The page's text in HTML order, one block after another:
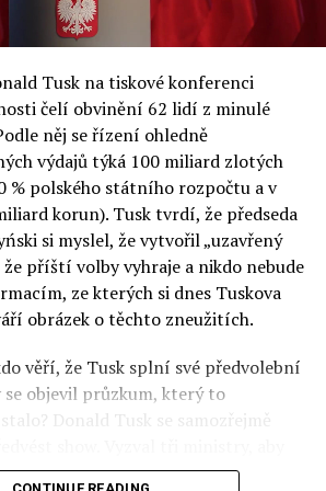
problémů v Polsku a střední
umělé inteligence budou na
oblastí. Fórum AI bude
tematickou trať skládající se z
workshopů a speciálních akcí.
klíčové otázky vlivu umělé
ale i v sektoru veřejných a
Budou se diskutovat problémy a
muset trh čelit tváří v tvář zásadním
Účastníci fóra také zváží, do
v mnoha oblastech života
obnovit konkurenceschopnost ve
ekonomikám a nutnosti zajistit
Tusk na tiskové konferenci
čelí obvinění 62 lidí z minulé
něj se řízení ohledně
výdajů týká 100 miliard zlotých
% polského státního rozpočtu a v
korun). Tusk tvrdí, že předseda
si myslel, že vytvořil „uzavřený
že příští volby vyhraje a nikdo nebude
ze kterých si dnes Tuskova
obrázek o těchto zneužitích.
věří, že Tusk splní své předvolební
se objevil průzkum, který to
Donald Tusk se samozřejmě
dohodu o stíhání členů PiS, a
CONTINUE READING